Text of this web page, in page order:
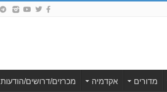
מדורים אקדמיה מכרזים/דרושים/הודעות